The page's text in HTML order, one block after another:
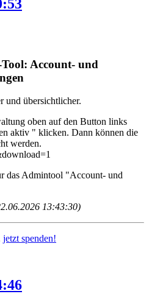
Account- und
und übersichtlicher.
oben auf den Button links
aktiv " klicken. Dann können die
werden.
das Admintool "Account- und
13:43:30)
jetzt spenden!